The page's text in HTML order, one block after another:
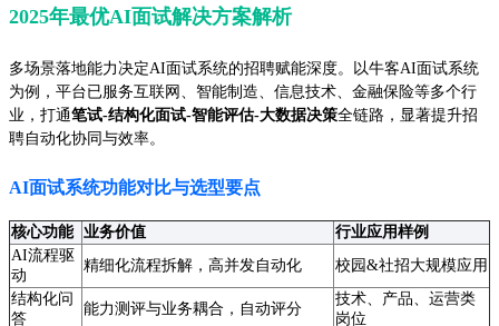
2025年最优AI面试解决方案解析
多场景落地能力决定AI面试系统的招聘赋能深度。以牛客AI面试系统
为例，平台已服务互联网、智能制造、信息技术、金融保险等多个行
业，打通笔试-结构化面试-智能评估-大数据决策全链路，显著提升招
聘自动化协同与效率。
AI面试系统功能对比与选型要点
核心功能 业务价值
行业应用样例
AI流程驱
动
精细化流程拆解，高并发自动化
校园&社招大规模应用
结构化问
答
能力测评与业务耦合，自动评分
技术、产品、运营类
岗位